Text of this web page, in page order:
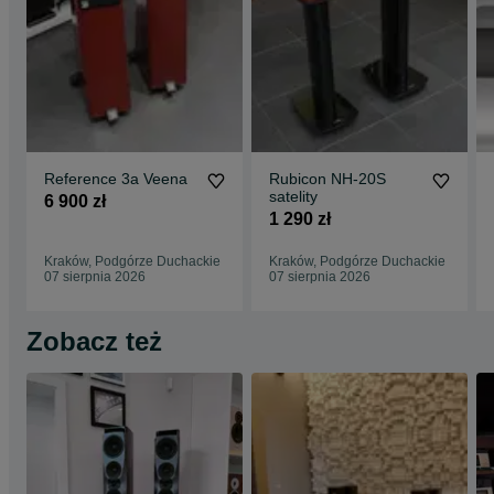
Reference 3a Veena
6 900 zł
Kraków, Podgórze Duchackie
07 sierpnia 2026
Rubicon NH-20S
satelity
1 290 zł
Kraków, Podgórze Duchackie
07 sierpnia 2026
Zobacz też